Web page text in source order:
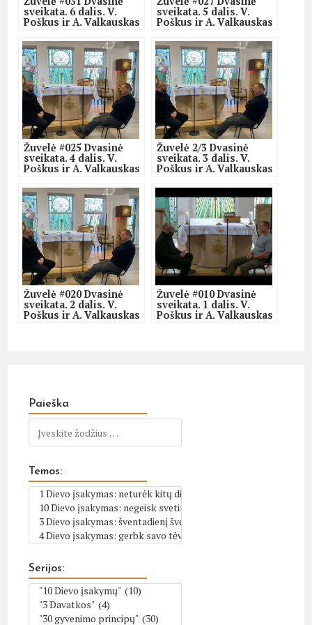
sveikata. 6 dalis. V.
Poškus ir A. Valkauskas
sveikata. 5 dalis. V.
Poškus ir A. Valkauskas
Žuvelė #025 Dvasinė
sveikata. 4 dalis. V.
Poškus ir A. Valkauskas
Žuvelė 2/3 Dvasinė
sveikata. 3 dalis. V.
Poškus ir A. Valkauskas
Žuvelė #020 Dvasinė
sveikata. 2 dalis. V.
Poškus ir A. Valkauskas
Žuvelė #010 Dvasinė
sveikata. 1 dalis. V.
Poškus ir A. Valkauskas
Paieška
Temos:
Serijos: